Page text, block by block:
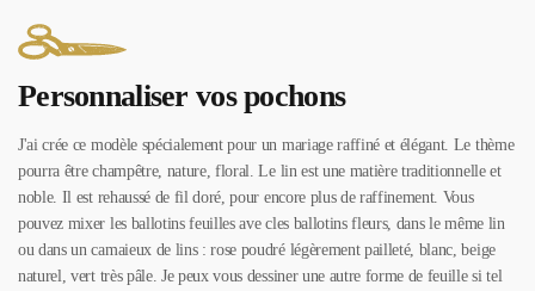
Personnaliser vos pochons
J'ai crée ce modèle spécialement pour un mariage raffiné et élégant. Le thème
pourra être champêtre, nature, floral. Le lin est une matière traditionnelle et
noble. Il est rehaussé de fil doré, pour encore plus de raffinement. Vous
pouvez mixer les ballotins feuilles ave cles ballotins fleurs, dans le même lin
ou dans un camaieux de lins : rose poudré légèrement pailleté, blanc, beige
naturel, vert très pâle. Je peux vous dessiner une autre forme de feuille si tel